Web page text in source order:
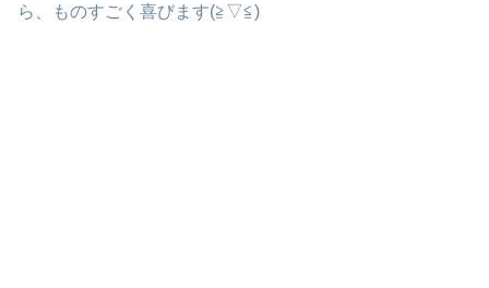
ら、ものすごく喜びます(≧▽≦)